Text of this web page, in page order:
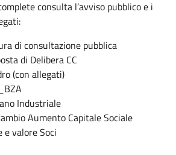
consulta l’avviso pubblico e i
di consultazione pubblica
di Delibera​ CC
(con allegati)​
Industriale​
Aumento Capitale Sociale
e valore Soci